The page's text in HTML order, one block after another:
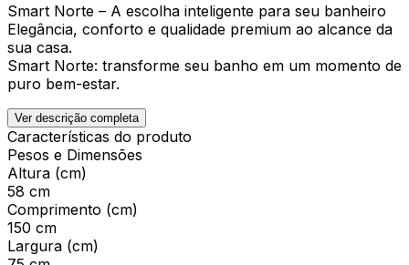
Smart Norte – A escolha inteligente para seu banheiro
Elegância, conforto e qualidade premium ao alcance da
sua casa.
Smart Norte: transforme seu banho em um momento de
puro bem-estar.
Ver descrição completa
Características do produto
Pesos e Dimensões
Altura (cm)
58 cm
Comprimento (cm)
150 cm
Largura (cm)